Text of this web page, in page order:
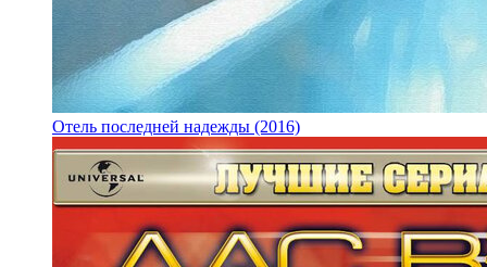
Отель последней надежды (2016)